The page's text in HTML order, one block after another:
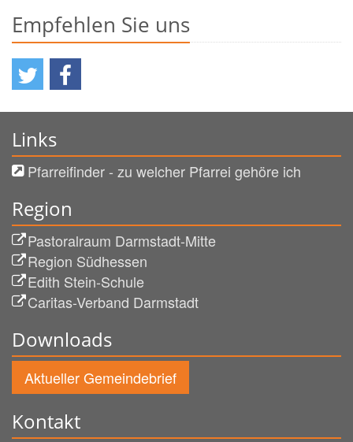
Empfehlen Sie uns
Links
Pfarreifinder - zu welcher Pfarrei gehöre ich
Region
Pastoralraum Darmstadt-Mitte
Region Südhessen
Edith Stein-Schule
Caritas-Verband Darmstadt
Downloads
Aktueller Gemeindebrief
Kontakt